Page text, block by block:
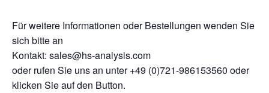
Für weitere Informationen oder Bestellungen wenden Sie
sich bitte an
Kontakt: sales@hs-analysis.com
oder rufen Sie uns an unter +49 (0)721-986153560 oder
klicken Sie auf den Button.